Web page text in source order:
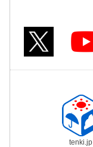
tenki.jp